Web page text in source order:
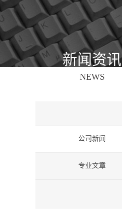
新闻资讯
NEWS
公司新闻
专业文章